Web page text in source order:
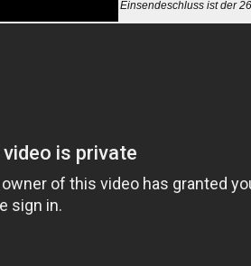
Einsendeschluss ist der